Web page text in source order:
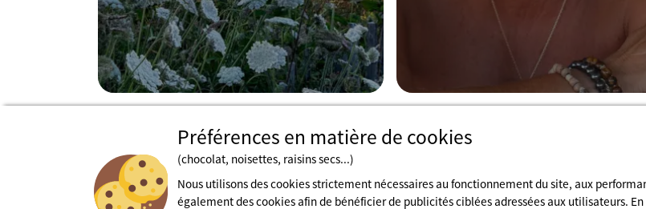
Préférences en matière de cookies
(chocolat, noisettes, raisins secs...)
Nous utilisons des cookies strictement nécessaires au fonctionnement du site, aux
également des cookies afin de bénéficier de publicités ciblées adressées aux utilisateurs.